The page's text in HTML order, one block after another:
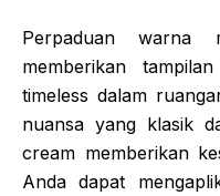
Perpaduan warna
memberikan
timeless dalam
nuansa yang klasik
cream memberikan
Anda dapat